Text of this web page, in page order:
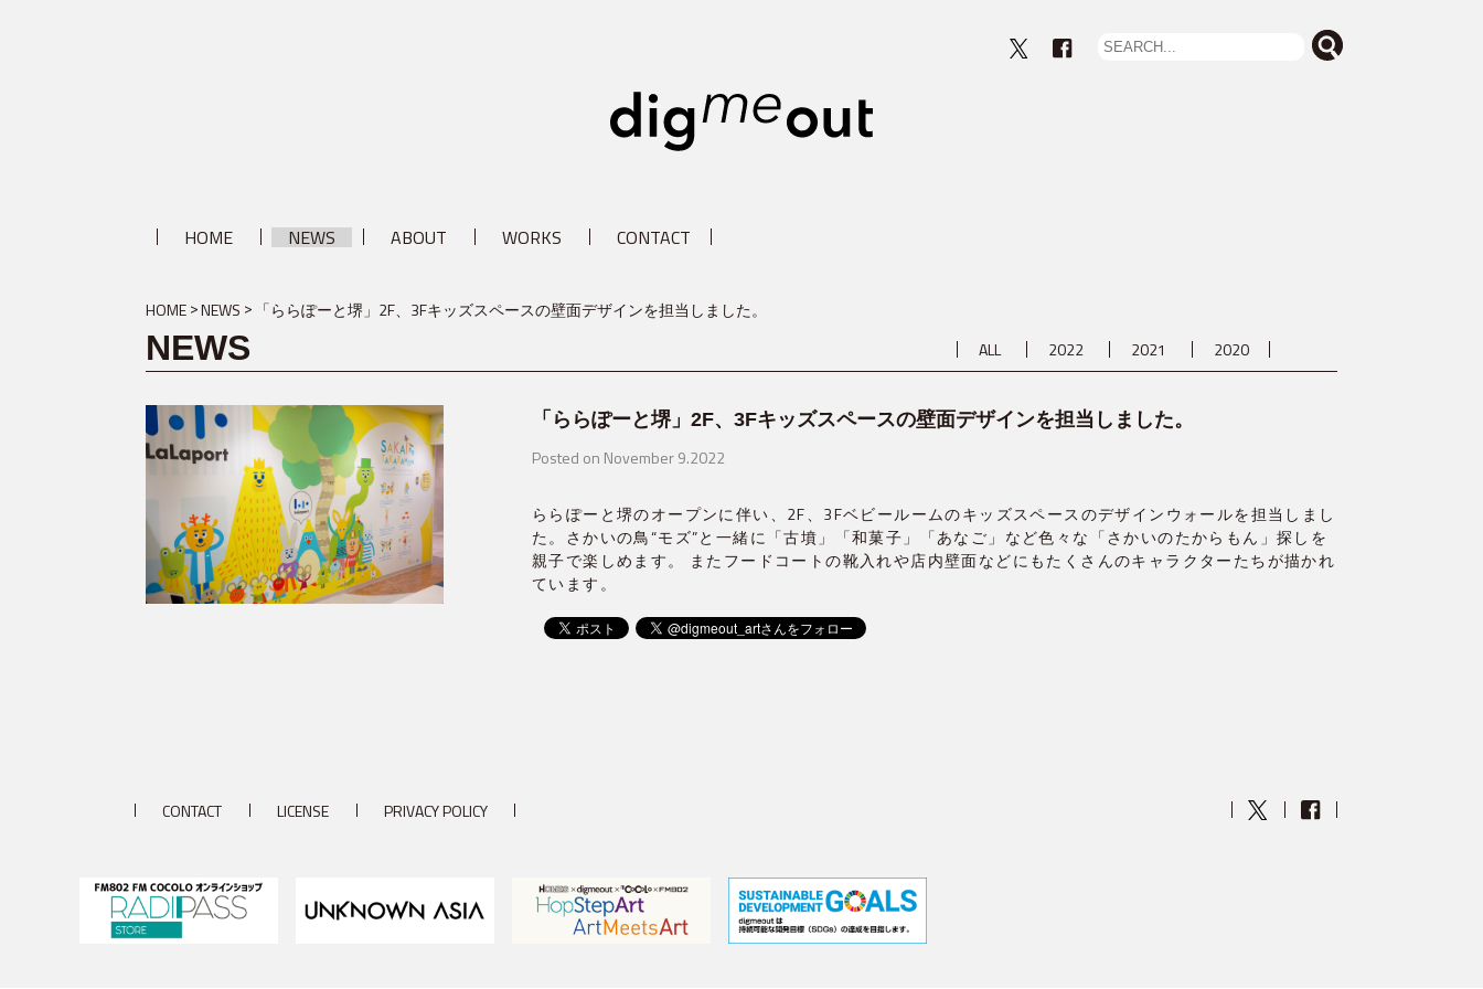
HOME NEWS ABOUT WORKS CONTACT
HOME NEWS 「ららぽーと堺」2F、3Fキッズスペースの壁面デザインを担当しました。
NEWS ALL 2022 2021 2020
「ららぽーと堺」2F、3Fキッズスペースの壁面デザインを担当しました。
Posted on November 9.2022
ららぽーと堺のオープンに伴い、2F、3Fベビールームのキッズスペースのデザインウォールを担当しまし
た。さかいの鳥“モズ”と一緒に「古墳」「和菓子」「あなご」など色々な「さかいのたからもん」探しを
親子で楽しめます。 またフードコートの靴入れや店内壁面などにもたくさんのキャラクターたちが描かれ
ています。
CONTACT LICENSE PRIVACY POLICY